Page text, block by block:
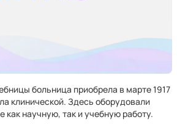
больница приобрела в марте 1917
клинической. Здесь оборудовали
научную, так и учебную работу.